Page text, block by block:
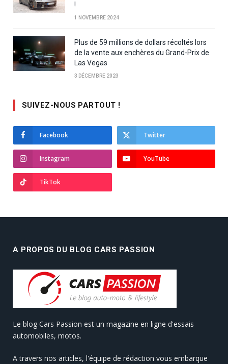
!
1 NOVEMBRE 2024
Plus de 59 millions de dollars récoltés lors
de la vente aux enchères du Grand-Prix de
Las Vegas
3 DÉCEMBRE 2023
SUIVEZ-NOUS PARTOUT !
Facebook Twitter
Instagram YouTube
TikTok
A PROPOS DU BLOG CARS PASSION
Le blog Cars Passion est un magazine en ligne d'essais
automobiles, motos.
A travers nos articles, l'équipe de rédaction vous embarque